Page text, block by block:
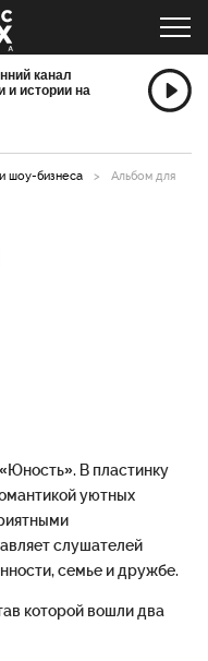
канал
и истории на
шоу-бизнеса >
Альбом для
В пластинку
уютных
слушателей
семье и дружбе.
которой вошли два